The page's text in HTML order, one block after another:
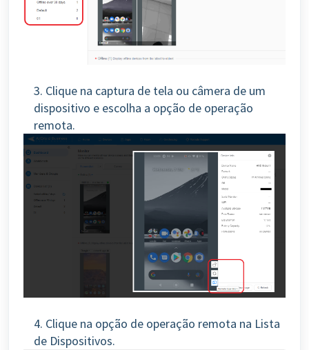
3. Clique na captura de tela ou câmera de um
dispositivo e escolha a opção de operação
remota.
4. Clique na opção de operação remota na Lista
de Dispositivos.